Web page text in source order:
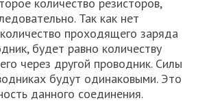
количество резисторов,
Так как нет
проходящего заряда
будет равно количеству
через другой проводник. Силы
будут одинаковыми. Это
данного соединения.